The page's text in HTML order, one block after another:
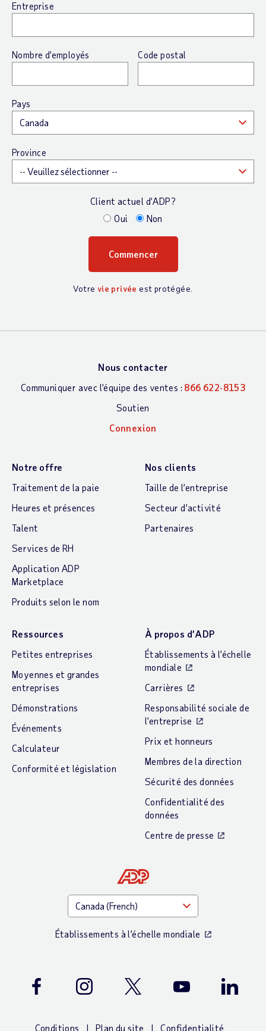
Entreprise
Nombre d’employés Code postal
Pays
Province
Client actuel d’ADP?
Oui
Non
Votre vie privée est protégée.
Nous contacter
Communiquer avec l’équipe des ventes : 866 622-8153
Soutien
Connexion
Notre offre
Traitement de la paie
Heures et présences
Talent
Services de RH
Application ADP
Marketplace
Produits selon le nom
Nos clients
Taille de l’entreprise
Secteur d’activité
Partenaires
Ressources
Petites entreprises
Moyennes et grandes
entreprises
Démonstrations
Événements
Calculateur
Conformité et législation
À propos d’ADP
Établissements à l’échelle
mondiale
Carrières
Responsabilité sociale de
l’entreprise
Prix et honneurs
Membres de la direction
Sécurité des données
Confidentialité des
données
Centre de presse
Établissements à l’échelle mondiale
Facebook Instagram Twitter Youtube LinkedIn
Conditions Plan du site Confidentialité